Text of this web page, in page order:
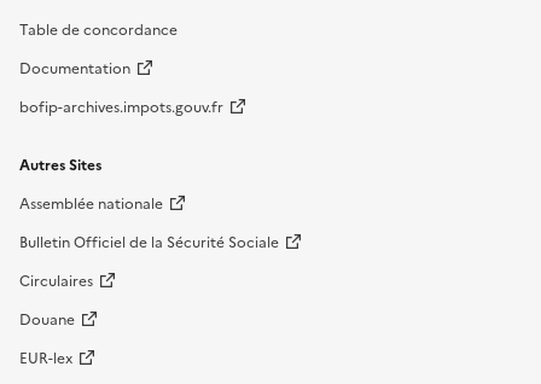
Table de concordance
Documentation
bofip-archives.impots.gouv.fr
Autres Sites
Assemblée nationale
Bulletin Officiel de la Sécurité Sociale
Circulaires
Douane
EUR-lex